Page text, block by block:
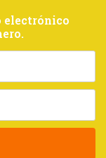
electrónico